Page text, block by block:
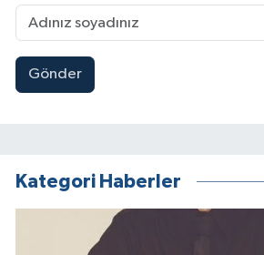
Gönder
Kategori Haberler